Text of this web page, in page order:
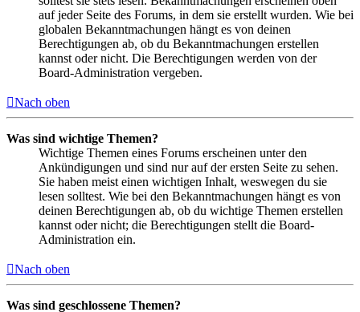
auf jeder Seite des Forums, in dem sie erstellt wurden. Wie bei
globalen Bekanntmachungen hängt es von deinen
Berechtigungen ab, ob du Bekanntmachungen erstellen
kannst oder nicht. Die Berechtigungen werden von der
Board-Administration vergeben.
Nach oben
Was sind wichtige Themen?
Wichtige Themen eines Forums erscheinen unter den
Ankündigungen und sind nur auf der ersten Seite zu sehen.
Sie haben meist einen wichtigen Inhalt, weswegen du sie
lesen solltest. Wie bei den Bekanntmachungen hängt es von
deinen Berechtigungen ab, ob du wichtige Themen erstellen
kannst oder nicht; die Berechtigungen stellt die Board-
Administration ein.
Nach oben
Was sind geschlossene Themen?